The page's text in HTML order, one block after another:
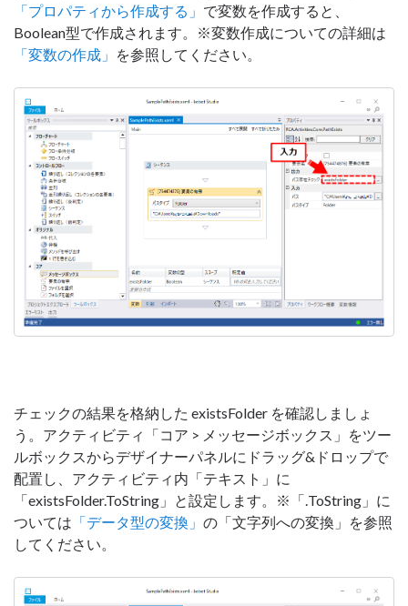
「プロパティから作成する」 で変数を作成すると、
Boolean型で作成されます。※変数作成についての詳細は
「変数の作成」 を参照してください。
チェックの結果を格納した existsFolder を確認しましょ
う。アクティビティ「コア > メッセージボックス」をツー
ルボックスからデザイナーパネルにドラッグ&ドロップで
配置し、アクティビティ内「テキスト」に
「existsFolder.ToString」と設定します。※「.ToString」に
ついては 「データ型の変換」 の「文字列への変換」を参照
してください。